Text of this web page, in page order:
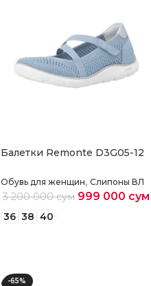
Балетки Remonte D3G05-12
Обувь для женщин, Слипоны ВЛ
3 200 000сум 999 000 сум
36 38 40
-65%